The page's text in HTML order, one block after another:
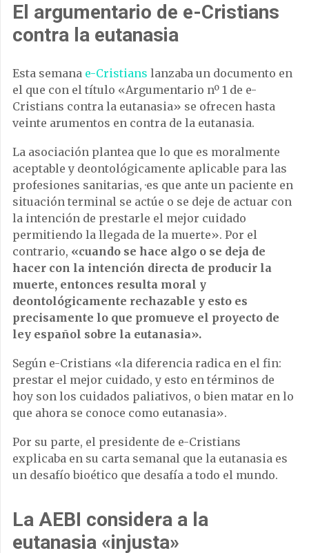
El argumentario de e-Cristians
contra la eutanasia
Esta semana e-Cristians lanzaba un documento en
el que con el título «Argumentario nº 1 de e-
Cristians contra la eutanasia» se ofrecen hasta
veinte arumentos en contra de la eutanasia.
La asociación plantea que lo que es moralmente
aceptable y deontológicamente aplicable para las
profesiones sanitarias, ·es que ante un paciente en
situación terminal se actúe o se deje de actuar con
la intención de prestarle el mejor cuidado
permitiendo la llegada de la muerte». Por el
contrario, «cuando se hace algo o se deja de
hacer con la intención directa de producir la
muerte, entonces resulta moral y
deontológicamente rechazable y esto es
precisamente lo que promueve el proyecto de
ley español sobre la eutanasia».
Según e-Cristians «la diferencia radica en el fin:
prestar el mejor cuidado, y esto en términos de
hoy son los cuidados paliativos, o bien matar en lo
que ahora se conoce como eutanasia».
Por su parte, el presidente de e-Cristians
explicaba en su carta semanal que la eutanasia es
un desafío bioético que desafía a todo el mundo.
La AEBI considera a la
eutanasia «injusta»